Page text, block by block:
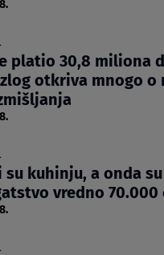
platio 30,8 miliona
otkriva mnogo o
su kuhinju, a onda
vredno 70.000